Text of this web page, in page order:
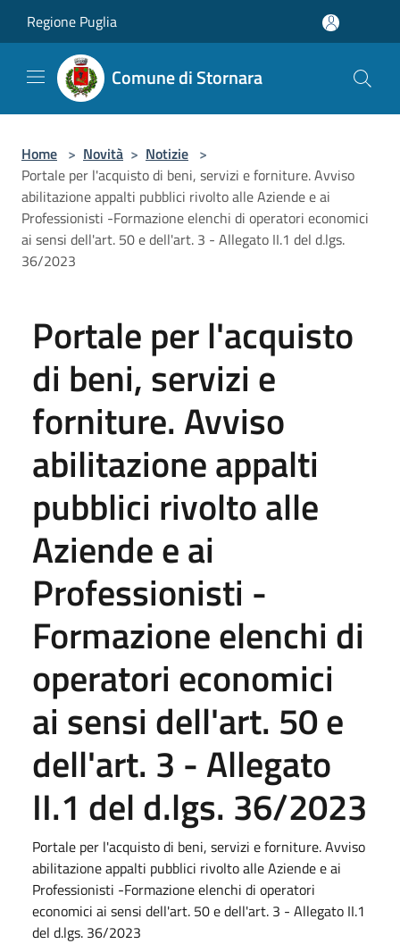
Regione Puglia
Comune di Stornara
Home > Novità > Notizie >
Portale per l'acquisto di beni, servizi e forniture. Avviso
abilitazione appalti pubblici rivolto alle Aziende e ai
Professionisti -Formazione elenchi di operatori economici
ai sensi dell'art. 50 e dell'art. 3 - Allegato II.1 del d.lgs.
36/2023
Portale per l'acquisto
di beni, servizi e
forniture. Avviso
abilitazione appalti
pubblici rivolto alle
Aziende e ai
Professionisti -
Formazione elenchi di
operatori economici
ai sensi dell'art. 50 e
dell'art. 3 - Allegato
II.1 del d.lgs. 36/2023
Portale per l'acquisto di beni, servizi e forniture. Avviso
abilitazione appalti pubblici rivolto alle Aziende e ai
Professionisti -Formazione elenchi di operatori
economici ai sensi dell'art. 50 e dell'art. 3 - Allegato II.1
del d.lgs. 36/2023